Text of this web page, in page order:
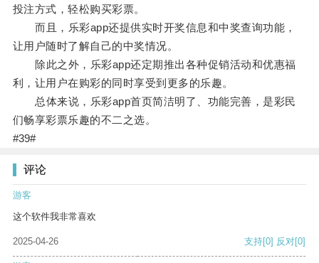
投注方式，轻松购买彩票。
而且，乐彩app还提供实时开奖信息和中奖查询功能，
让用户随时了解自己的中奖情况。
除此之外，乐彩app还定期推出各种促销活动和优惠福
利，让用户在购彩的同时享受到更多的乐趣。
总体来说，乐彩app首页简洁明了、功能完善，是彩民
们畅享彩票乐趣的不二之选。
#39#
评论
游客
这个软件我非常喜欢
2025-04-26 支持[0] 反对[0]